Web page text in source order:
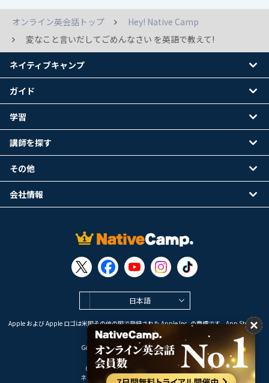
オンライン英会話トップ
Hey! Native Camp
変なこと言いだしてごめんなさい を英語で教えて!
日本語
Apple および Apple ロゴは米国その他の国で登録された Apple Inc. の商標です。App Store は
Apple Inc. のサービスマークです。
Google Play は Google LLC の商標です。
Copyright © 2026 オンライン英会話
ネイティブキャンプ All Rights Reserved.
ネイティブキャンプ
ガイド
学習
講師を探す
その他
会社情報